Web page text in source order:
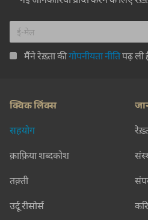
मैंने रेख़्ता कीगोपनीयता नीतिपढ़ ली
क्विक लिंक्स
सहयोग
क़ाफ़िया शब्दकोश
तक़्ती
उर्दू रीसोर्स